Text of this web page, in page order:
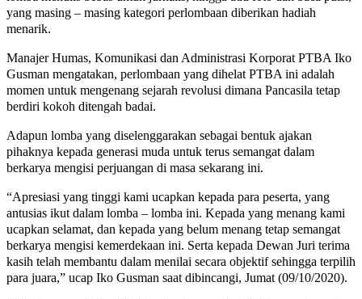
yang masing – masing kategori perlombaan diberikan hadiah
menarik.
Manajer Humas, Komunikasi dan Administrasi Korporat PTBA Iko
Gusman mengatakan, perlombaan yang dihelat PTBA ini adalah
momen untuk mengenang sejarah revolusi dimana Pancasila tetap
berdiri kokoh ditengah badai.
Adapun lomba yang diselenggarakan sebagai bentuk ajakan
pihaknya kepada generasi muda untuk terus semangat dalam
berkarya mengisi perjuangan di masa sekarang ini.
“Apresiasi yang tinggi kami ucapkan kepada para peserta, yang
antusias ikut dalam lomba – lomba ini. Kepada yang menang kami
ucapkan selamat, dan kepada yang belum menang tetap semangat
berkarya mengisi kemerdekaan ini. Serta kepada Dewan Juri terima
kasih telah membantu dalam menilai secara objektif sehingga terpilih
para juara,” ucap Iko Gusman saat dibincangi, Jumat (09/10/2020).